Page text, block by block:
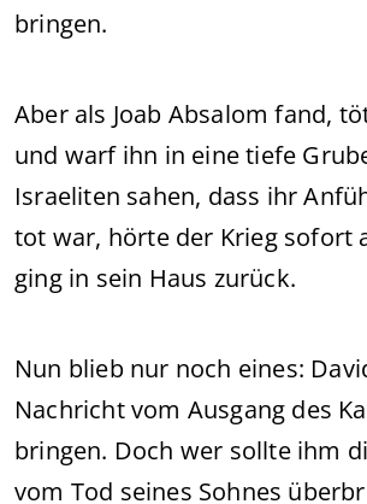
bringen.
Aber als Joab Absalom fand,
und warf ihn in eine tiefe
Israeliten sahen, dass ihr
tot war, hörte der Krieg sofort
ging in sein Haus zurück.
Nun blieb nur noch eines:
Nachricht vom Ausgang des
bringen. Doch wer sollte ihm
vom Tod seines Sohnes